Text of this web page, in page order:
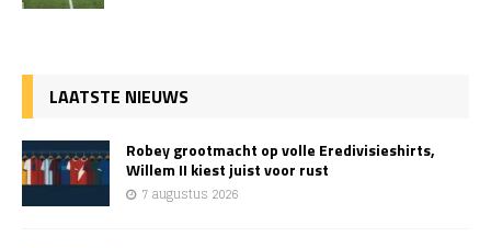
LAATSTE NIEUWS
Robey grootmacht op volle Eredivisieshirts,
Willem II kiest juist voor rust
7 augustus 2026